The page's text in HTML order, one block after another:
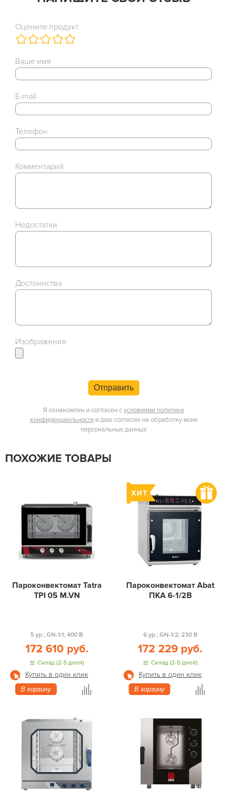
Оцените продукт
Ваше имя
E-mail
Телефон
Комментарий
Недостатки
Достоинства
Изображения
Отправить
Я ознакомлен и согласен сусловиями политики
конфиденциальности и даю согласие на обработку моих
персональных данных
ПОХОЖИЕ ТОВАРЫ
Пароконвектомат Tatra
TPI 05 M.VN
5 ур.; GN-1/1; 400 В
172 610 руб.
Склад (2-5 дней)
Купить в один клик
В корзину
Пароконвектомат Abat
ПКА 6-1/2В
6 ур.; GN-1/2; 230 В
172 229 руб.
Склад (2-5 дней)
Купить в один клик
В корзину